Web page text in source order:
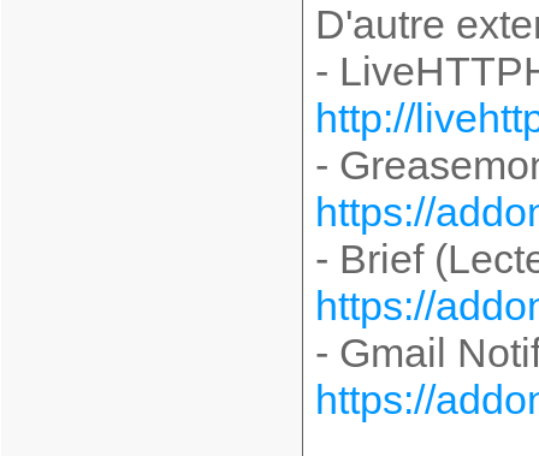
D'autre
-
http://
-
https://
- Brief
https://
- Gmail
https://